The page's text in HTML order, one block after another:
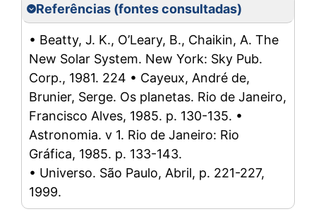
Referências (fontes consultadas)
• Beatty, J. K., O’Leary, B., Chaikin, A. The
New Solar System. New York: Sky Pub.
Corp., 1981. 224 • Cayeux, André de,
Brunier, Serge. Os planetas. Rio de Janeiro,
Francisco Alves, 1985. p. 130-135. •
Astronomia. v 1. Rio de Janeiro: Rio
Gráfica, 1985. p. 133-143.
• Universo. São Paulo, Abril, p. 221-227,
1999.